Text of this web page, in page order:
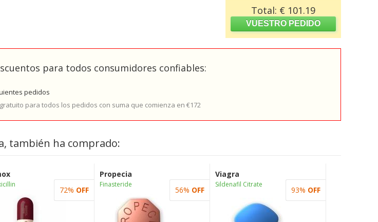
Total: € 101.19
para todos consumidores confiables:
pedidos
para todos los pedidos con suma que comienza en €172
también ha comprado:
72% OFF
Propecia
Finasteride
56% OFF
Viagra
Sildenafil Citrate
93% OFF